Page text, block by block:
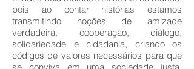
pois ao contar histórias estamos
transmitindo noções de amizade
verdadeira, cooperação, diálogo,
solidariedade e cidadania, criando os
códigos de valores necessários para que